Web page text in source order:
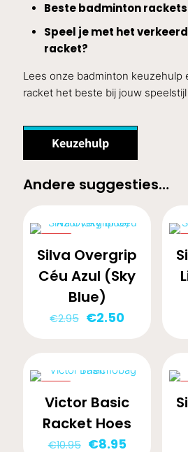
Beste badminton
Speel je met het
racket?
Lees onze badminton keuzehulp
racket het beste bij jouw
Keuzehulp
Andere suggesties…
Silva Overgrip
Céu Azul (Sky
Blue)
€2.95 Oorspronkelijke
€2.95.
€2.50Huidige
€2.50.
Victor Basic
Racket Hoes
€10.95 Oorspronkelijke
€8.95Huidige